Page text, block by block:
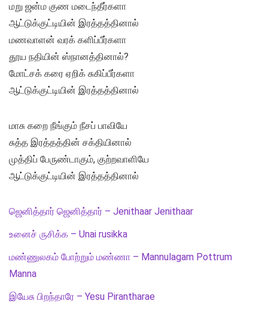
மறு ஜன்ம குண மடைந்தீர்களா
ஆட்டுக்குட்டியின் இரத்தத்தினால்
மணவாளன் வரக் களிப்பீர்களா
தூய நதியின் ஸ்நானத்தினால்?
மோட்சக் கரை ஏறிக் சுகிப்பீர்களா
ஆட்டுக்குட்டியின் இரத்தத்தினால்
மாசு கறை நீங்கும் நீசப் பாவியே
சுத்த இரத்தத்தின் சக்தியினால்
முத்திப் பேருண்டாகும், குற்றவாளியே
ஆட்டுக்குட்டியின் இரத்தத்தினால்
ஜெனித்தார் ஜெனித்தார் – Jenithaar Jenithaar
உனைச் ருசிக்க – Unai rusikka
மண்ணுலகம் போற்றும் மண்ணா – Mannulagam Pottrum
Manna
இயேசு பிறந்தாரே – Yesu Pirantharae